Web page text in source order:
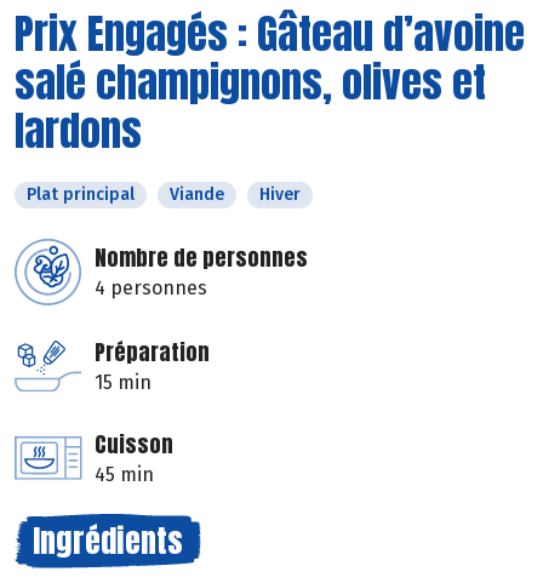
Prix Engagés : Gâteau d’avoine
salé champignons, olives et
lardons
Plat principal Viande Hiver
Nombre de personnes
4 personnes
Préparation
15 min
Cuisson
45 min
Ingrédients